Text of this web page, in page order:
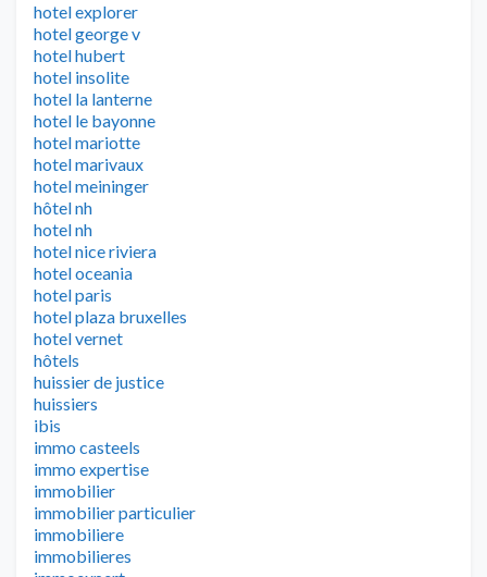
hotel explorer
hotel george v
hotel hubert
hotel insolite
hotel la lanterne
hotel le bayonne
hotel mariotte
hotel marivaux
hotel meininger
hôtel nh
hotel nh
hotel nice riviera
hotel oceania
hotel paris
hotel plaza bruxelles
hotel vernet
hôtels
huissier de justice
huissiers
ibis
immo casteels
immo expertise
immobilier
immobilier particulier
immobiliere
immobilieres